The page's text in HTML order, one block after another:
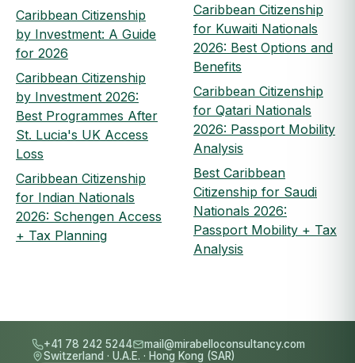
Caribbean Citizenship
by Investment: A Guide
for 2026
Caribbean Citizenship
by Investment 2026:
Best Programmes After
St. Lucia's UK Access
Loss
Caribbean Citizenship
for Indian Nationals
2026: Schengen Access
+ Tax Planning
Caribbean Citizenship
for Kuwaiti Nationals
2026: Best Options and
Benefits
Caribbean Citizenship
for Qatari Nationals
2026: Passport Mobility
Analysis
Best Caribbean
Citizenship for Saudi
Nationals 2026:
Passport Mobility + Tax
Analysis
+41 78 242 5244
mail@mirabelloconsultancy.com
Switzerland · U.A.E. · Hong Kong (SAR)